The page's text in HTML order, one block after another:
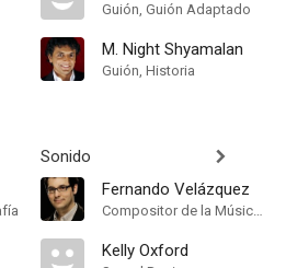
Guión, Guión Adaptado
M. Night Shyamalan
Guión, Historia
Sonido
Fernando Velázquez
Compositor de la Música Original
Kelly Oxford